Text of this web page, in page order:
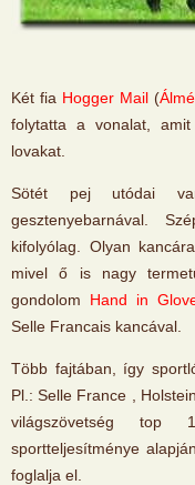
Két fia Hogger Mail (
folytatta a vonalat,
lovakat.
Sötét pej utódai
gesztenyebarnával.
kifolyólag. Olyan
mivel ő is nagy
gondolom Hand in
Selle Francais kancával.
Több fajtában, így
Pl.: Selle France ,
világszövetség top
sportteljesítménye
foglalja el.